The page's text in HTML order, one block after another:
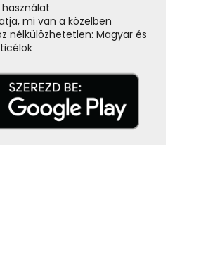
használat
mi van a közelben
nélkülözhetetlen: Magyar és